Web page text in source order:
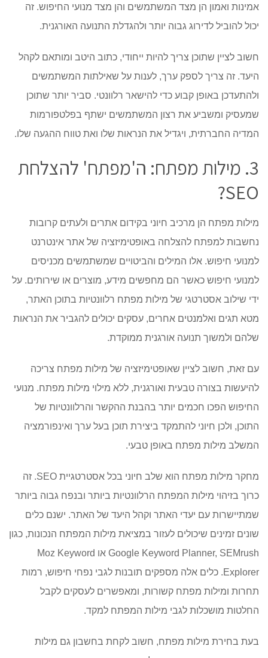
אמינות ואמון הן מצד המשתמשים והן מצד מנועי החיפוש. זה
יכול להוביל לדירוג גבוה יותר ולהגדלת התנועה האורגנית.
חשוב לציין שתוכן צריך להיות ייחודי, כתוב היטב ומותאם לקהל
היעד. זה צריך לספק ערך, לענות על שאילתות המשתמשים
ולהתעדכן באופן קבוע כדי להישאר רלוונטי. סביר יותר שתוכן
שמעסיק ומשביע את רצון המשתמשים ישתף בפלטפורמות
המדיה החברתית, ויגדיל את הנראות שלו ואת טווח ההגעה שלו.
3. מילות מפתח: ה'מפתח' להצלחת
SEO?
מילות מפתח הן מרכיב חיוני בקידום אתרים ולעתים קרובות
נחשבות למפתח להצלחה באופטימיזציה של אתר אינטרנט
למנועי חיפוש. אלו המילים והביטויים שמשתמשים מכניסים
למנועי חיפוש כאשר הם מחפשים מידע, מוצרים או שירותים. על
ידי שילוב אסטרטגי של מילות מפתח רלוונטיות בתוכן האתר,
מטא תגים ואלמנטים אחרים, עסקים יכולים להגביר את הנראות
שלהם ולמשוך תנועה אורגנית ממוקדת.
עם זאת, חשוב לציין שאופטימיזציה של מילות מפתח צריכה
להיעשות בצורה טבעית ואורגנית, ללא מילוי מילות מפתח. מנועי
החיפוש הפכו חכמים יותר בהבנת ההקשר והרלוונטיות של
התוכן, ולכן חיוני להתמקד ביצירת תוכן בעל ערך ואינפורמציה
המשלב מילות מפתח באופן טבעי.
מחקר מילות מפתח הוא שלב חיוני בכל אסטרטגיית SEO. זה
כרוך בזיהוי מילות המפתח הרלוונטיות ביותר ובנפח גבוה ביותר
שמתיישרות עם יעדי האתר וקהל היעד של האתר. ישנם כלים
שונים זמינים שיכולים לעזור במציאת מילות המפתח הנכונות, כגון
Google Keyword Planner, SEMrush או Moz Keyword
Explorer. כלים אלה מספקים תובנות לגבי נפחי חיפוש, רמות
תחרות ומילות מפתח קשורות, ומאפשרים לעסקים לקבל
החלטות מושכלות לגבי מילות המפתח למקד.
בעת בחירת מילות מפתח, חשוב לקחת בחשבון גם מילות